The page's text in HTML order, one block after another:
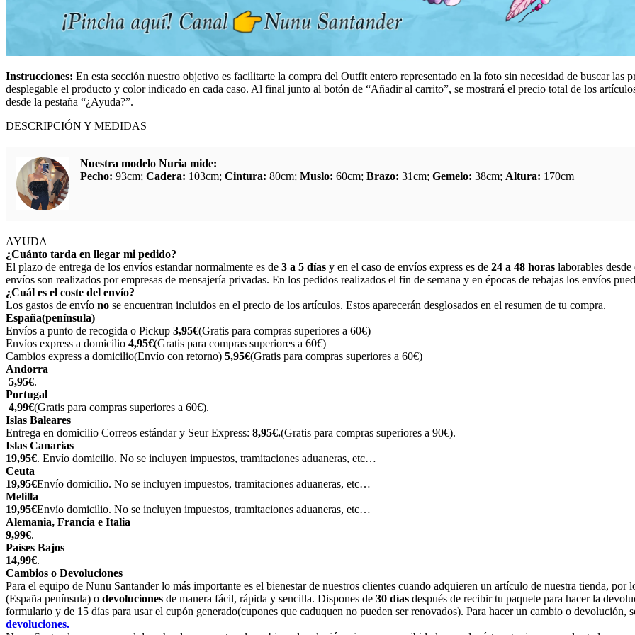
Instrucciones: En esta sección nuestro objetivo es facilitarte la compra del Outfit entero representado en la foto sin necesidad de buscar las
desplegable el producto y color indicado en cada caso. Al final junto al botón de “Añadir al carrito”, se mostrará el precio total de los
desde la pestaña “¿Ayuda?”.
DESCRIPCIÓN Y MEDIDAS
Nuestra modelo Nuria mide:
Pecho: 93cm; Cadera: 103cm; Cintura: 80cm; Muslo: 60cm; Brazo: 31cm; Gemelo: 38cm; Altura: 170cm
AYUDA
¿Cuánto tarda en llegar mi pedido?
El plazo de entrega de los envíos estandar normalmente es de 3 a 5 días y en el caso de envíos express es de 24 a 48 horas laborables
envíos son realizados por empresas de mensajería privadas. En los pedidos realizados el fin de semana y en épocas de rebajas los envíos
¿Cuál es el coste del envío?
Los gastos de envío no se encuentran incluidos en el precio de los artículos. Estos aparecerán desglosados en el resumen de tu compra.
España(península)
Envíos a punto de recogida o Pickup 3,95€(Gratis para compras superiores a 60€)
Envíos express a domicilio 4,95€(Gratis para compras superiores a 60€)
Cambios express a domicilio(Envío con retorno) 5,95€(Gratis para compras superiores a 60€)
Andorra
5,95€.
Portugal
4,99€(Gratis para compras superiores a 60€).
Islas Baleares
Entrega en domicilio Correos estándar y Seur Express: 8,95€.(Gratis para compras superiores a 90€).
Islas Canarias
19,95€. Envío domicilio. No se incluyen impuestos, tramitaciones aduaneras, etc…
Ceuta
19,95€Envío domicilio. No se incluyen impuestos, tramitaciones aduaneras, etc…
Melilla
19,95€Envío domicilio. No se incluyen impuestos, tramitaciones aduaneras, etc…
Alemania, Francia e Italia
9,99€.
Países Bajos
14,99€.
Cambios o Devoluciones
Para el equipo de Nunu Santander lo más importante es el bienestar de nuestros clientes cuando adquieren un artículo de nuestra tienda,
(España península) o devoluciones de manera fácil, rápida y sencilla. Dispones de 30 días después de recibir tu paquete para hacer la
formulario y de 15 días para usar el cupón generado(cupones que caduquen no pueden ser renovados). Para hacer un cambio o
devoluciones.